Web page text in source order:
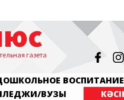
газета
ВОСПИТАНИЕ
ВУЗЫ